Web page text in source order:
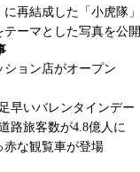
に再結成した「小虎隊
ーマとした写真を公開
ョン店がオープン
早いバレンタインデー
路旅客数が4.8億人に
な観覧車が登場